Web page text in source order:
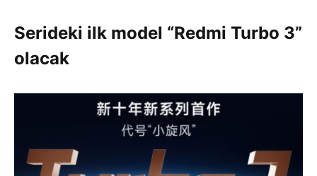
Serideki ilk model “Redmi Turbo 3”
olacak